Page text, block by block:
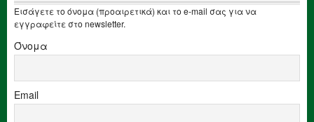
Εισάγετε το όνομα (προαιρετικά) και το e-mail σας για να
εγγραφείτε στο newsletter.
Όνομα
Email